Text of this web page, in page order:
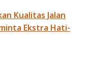
Kualitas Jalan
Ekstra Hati-